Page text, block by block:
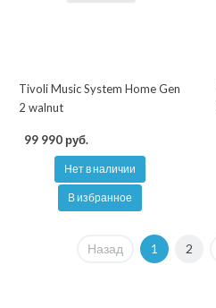
Tivoli Music System Home Gen
2 walnut
99 990 руб.
Нет в наличии
В избранное
Назад 1 2